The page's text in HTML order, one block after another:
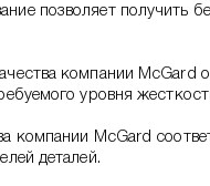
позволяет получить
компании McGard
уровня
компании McGard
деталей.